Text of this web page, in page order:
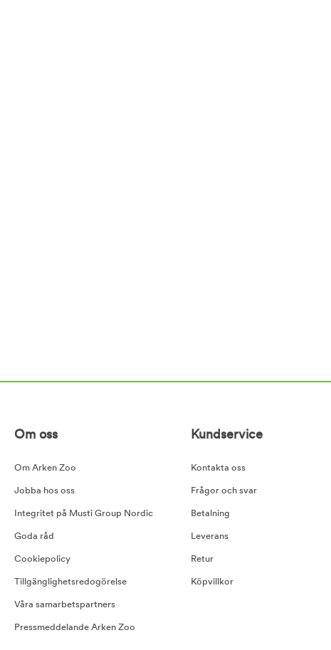
Om oss
Om Arken Zoo
Jobba hos oss
Integritet på Musti Group Nordic
Goda råd
Cookiepolicy
Tillgänglighetsredogörelse
Våra samarbetspartners
Pressmeddelande Arken Zoo
Kundservice
Kontakta oss
Frågor och svar
Betalning
Leverans
Retur
Köpvillkor